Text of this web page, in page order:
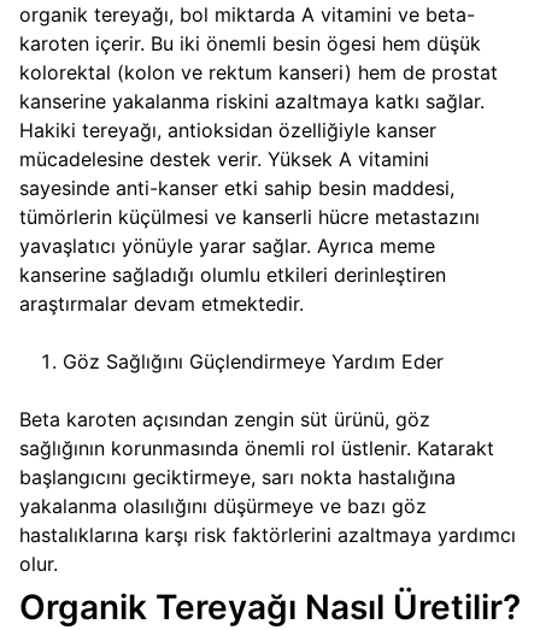
organik tereyağı, bol miktarda A vitamini ve beta-
karoten içerir. Bu iki önemli besin ögesi hem düşük
kolorektal (kolon ve rektum kanseri) hem de prostat
kanserine yakalanma riskini azaltmaya katkı sağlar.
Hakiki tereyağı, antioksidan özelliğiyle kanser
mücadelesine destek verir. Yüksek A vitamini
sayesinde anti-kanser etki sahip besin maddesi,
tümörlerin küçülmesi ve kanserli hücre metastazını
yavaşlatıcı yönüyle yarar sağlar. Ayrıca meme
kanserine sağladığı olumlu etkileri derinleştiren
araştırmalar devam etmektedir.
Göz Sağlığını Güçlendirmeye Yardım Eder
Beta karoten açısından zengin süt ürünü, göz
sağlığının korunmasında önemli rol üstlenir. Katarakt
başlangıcını geciktirmeye, sarı nokta hastalığına
yakalanma olasılığını düşürmeye ve bazı göz
hastalıklarına karşı risk faktörlerini azaltmaya yardımcı
olur.
Organik Tereyağı Nasıl Üretilir?